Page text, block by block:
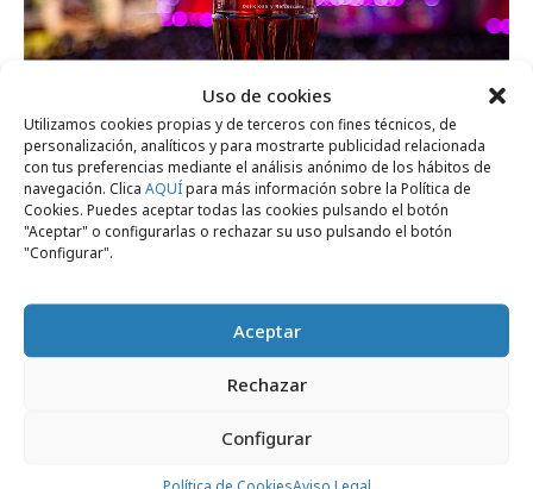
Uso de cookies
Utilizamos cookies propias y de terceros con fines técnicos, de
personalización, analíticos y para mostrarte publicidad relacionada
con tus preferencias mediante el análisis anónimo de los hábitos de
navegación. Clica AQUÍpara más información sobre la Política de
Cookies. Puedes aceptar todas las cookies pulsando el botón
"Aceptar" o configurarlas o rechazar su uso pulsando el botón
"Configurar".
Aceptar
Rechazar
Configurar
Política de CookiesAviso Legal
martes, 7 de abril 2026
Primeros artistas de Coca-Cola Music
Experience 2026